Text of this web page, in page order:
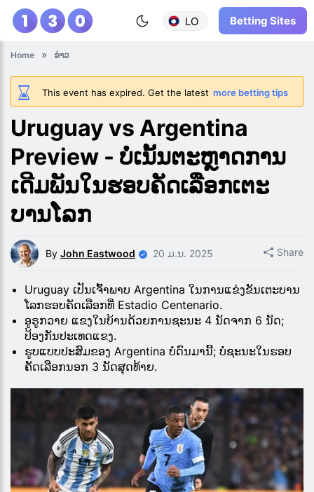
LO Betting Sites
Home ຂ່າວ
This event has expired. Get the latest more betting tips
Uruguay vs Argentina
Preview - ບໍ່ເນັ້ນຕະຫຼາດການ
ເດີມພັນໃນຮອບຄັດເລືອກເຕະ
ບານໂລກ
By John Eastwood 20 ມ.ນ. 2025 Share
Uruguay ເປັນເຈົ້າພາບ Argentina ໃນການແຂ່ງຂັນເຕະບານ
ໂລກຮອບຄັດເລືອກທີ່ Estadio Centenario.
ອູຣູກວາຍ ແຂງໃນບ້ານດ້ວຍການຊະນະ 4 ນັດຈາກ 6 ນັດ;
ປ້ອງ​ກັນ​ປະ​ເທດ​ແຂງ​.
ຮູບແບບປະສົມຂອງ Argentina ບໍ່ດົນມານີ້; ບໍ່ຊະນະໃນຮອບ
ຄັດເລືອກນອກ 3 ນັດສຸດທ້າຍ.